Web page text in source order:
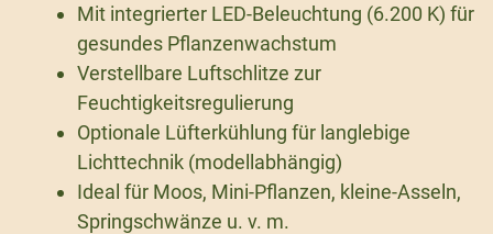
Mit integrierter LED-Beleuchtung (6.200 K) für
gesundes Pflanzenwachstum
Verstellbare Luftschlitze zur
Feuchtigkeitsregulierung
Optionale Lüfterkühlung für langlebige
Lichttechnik (modellabhängig)
Ideal für Moos, Mini-Pflanzen, kleine-Asseln,
Springschwänze u. v. m.